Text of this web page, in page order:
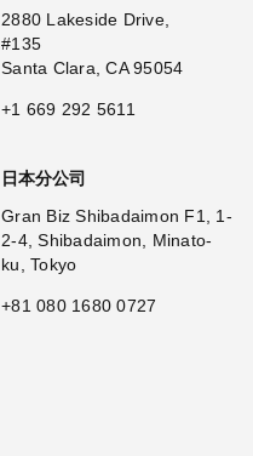
2880 Lakeside Drive,
#135
Santa Clara, CA 95054
+1 669 292 5611
日本分公司
Gran Biz Shibadaimon F1, 1-
2-4, Shibadaimon, Minato-
ku, Tokyo
+81 080 1680 0727